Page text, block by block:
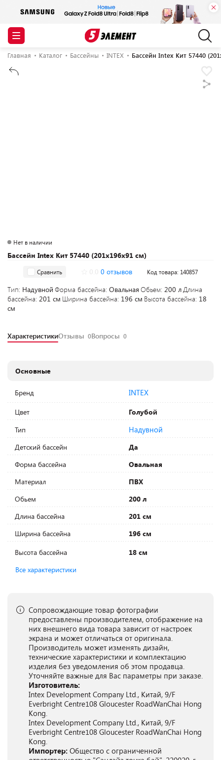
Главная Каталог Бассейны INTEX Бассейн Intex Кит 57440
Бассейн Intex Кит 57440 (201х196х91 см)
Нет в наличии
Сравнить 0 отзывов Код товара: 140857
Тип: Надувной Форма бассейна: Овальная Обьем: 200 лДлина
бассейна: 201 см Ширина бассейна: 196 см Высота бассейна: 18
см
ХарактеристикиОтзывы 0Вопросы 0
Основные
Бренд INTEX
Цвет
Голубой
Тип
Надувной
Детский бассейн
Да
Форма бассейна
Овальная
Материал
ПВХ
Обьем
200 л
Длина бассейна
201 см
Ширина бассейна
196 см
Высота бассейна
18 см
Все характеристики
Сопровождающие товар фотографии
предоставлены производителем, отображение на
них внешнего вида товара зависит от настроек
экрана и может отличаться от оригинала.
Производитель может изменять дизайн,
технические характеристики и комплектацию
изделия без уведомления об этом продавца.
Уточняйте важные для Вас параметры при заказе.
Изготовитель:
Intex Development Company Ltd., Китай, 9/F
Everbright Centre108 Gloucester RoadWanChai Hong
Kong.
Intex Development Company Ltd., Китай, 9/F
Everbright Centre108 Gloucester RoadWanChai Hong
Kong.
Импортер: Общество с ограниченной